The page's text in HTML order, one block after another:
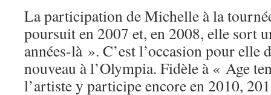
La participation de Michelle à la
poursuit en 2007 et, en 2008, elle sort
années-là ». C’est l’occasion pour elle
nouveau à l’Olympia. Fidèle à « Age
l’artiste y participe encore en 2010,